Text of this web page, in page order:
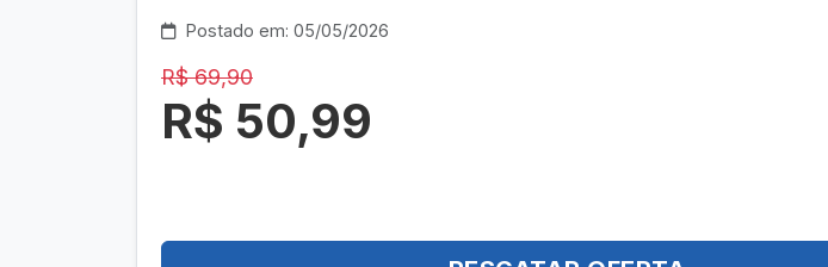
Postado em: 05/05/2026
R$ 69,90
R$ 50,99